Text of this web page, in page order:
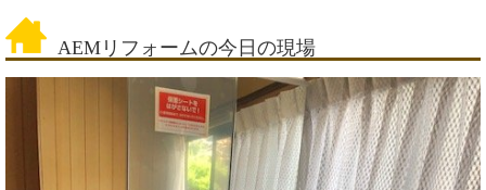
AEMリフォームの今日の現場